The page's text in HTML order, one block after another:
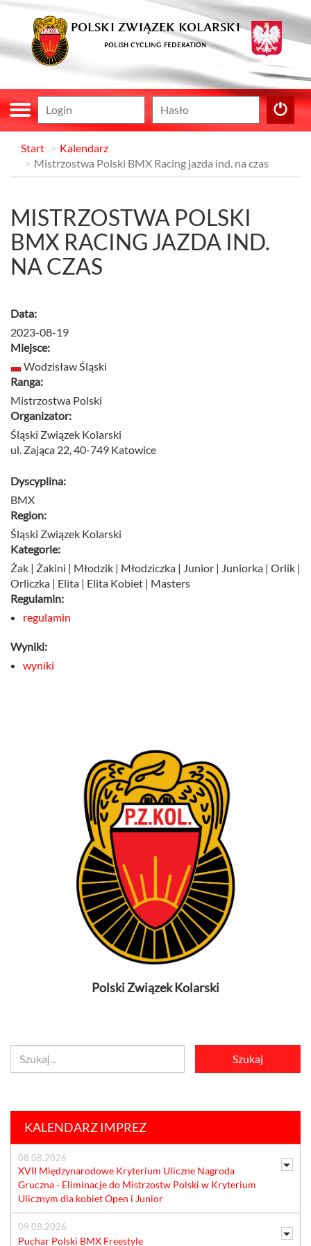
POLSKI ZWIĄZEK KOLARSKI
POLISH CYCLING FEDERATION
Start
Kalendarz
Mistrzostwa Polski BMX Racing jazda ind. na czas
MISTRZOSTWA POLSKI
BMX RACING JAZDA IND.
NA CZAS
Data:
2023-08-19
Miejsce:
Wodzisław Śląski
Ranga:
Mistrzostwa Polski
Organizator:
Śląski Związek Kolarski
ul. Zająca 22, 40-749 Katowice
Dyscyplina:
BMX
Region:
Śląski Związek Kolarski
Kategorie:
Żak | Żakini | Młodzik | Młodziczka | Junior | Juniorka | Orlik |
Orliczka | Elita | Elita Kobiet | Masters
Regulamin:
regulamin
Wyniki:
wyniki
Polski Związek Kolarski
KALENDARZ IMPREZ
08.08.2026
XVII Międzynarodowe Kryterium Uliczne Nagroda
Gruczna - Eliminacje do Mistrzostw Polski w Kryterium
Ulicznym dla kobiet Open i Junior
09.08.2026
Puchar Polski BMX Freestyle